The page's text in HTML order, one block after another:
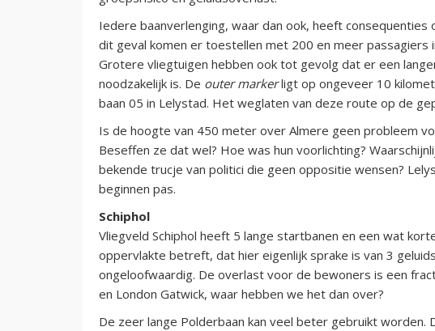
Iedere baanverlenging, waar dan ook, heeft consequenties
dit geval komen er toestellen met 200 en meer passagiers
Grotere vliegtuigen hebben ook tot gevolg dat er een
noodzakelijk is. De outer markerligt op ongeveer 10
baan 05 in Lelystad. Het weglaten van deze route op de
Is de hoogte van 450 meter over Almere geen probleem
Beseffen ze dat wel? Hoe was hun voorlichting?
bekende trucje van politici die geen oppositie wensen?
beginnen pas.
Schiphol
Vliegveld Schiphol heeft 5 lange startbanen en een wat
oppervlakte betreft, dat hier eigenlijk sprake is van 3
ongeloofwaardig. De overlast voor de bewoners is een
en London Gatwick, waar hebben we het dan over?
De zeer lange Polderbaan kan veel beter gebruikt worden.